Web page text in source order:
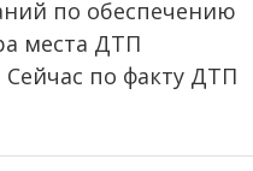
по обеспечению
места ДТП
по факту ДТП